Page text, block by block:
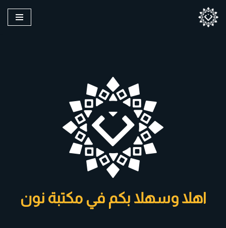
تخطى
اهلا وسهلا بكم في مكتبة نون